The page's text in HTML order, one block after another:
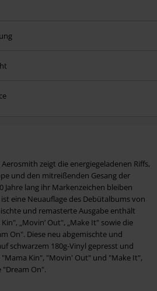
zeigt die energiegeladenen Riffs,
und den mitreißenden Gesang der
Jahre lang ihr Markenzeichen bleiben
eine Neuauflage des Debütalbums von
und remasterte Ausgabe enthält
„Movin’ Out", „Make It" sowie die
On". Diese neu abgemischte und
schwarzem 180g-Vinyl gepresst und
Kin", "Movin' Out" und "Make It",
On".